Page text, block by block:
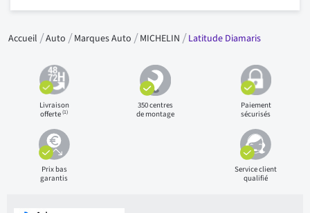
Accueil Auto Marques Auto MICHELIN Latitude Diamaris
Livraison
offerte(1)
350 centres
de montage
Paiement
sécurisés
Prix bas
garantis
Service client
qualifié